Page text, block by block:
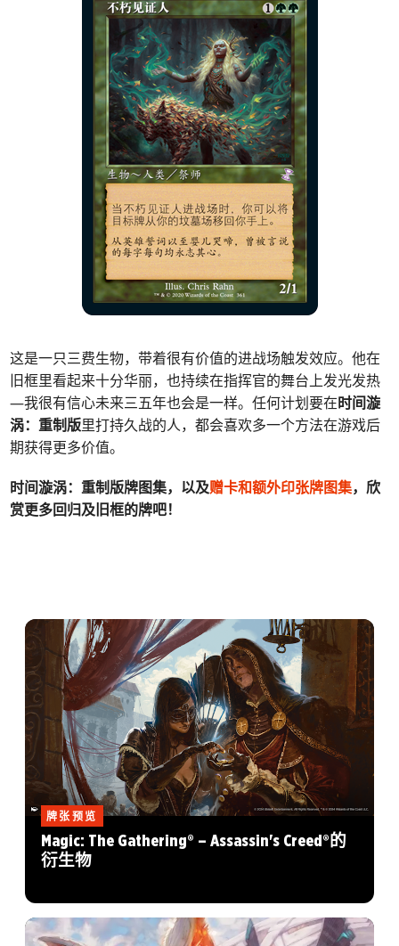
这是一只三费生物，带着很有价值的进战场触发效应。他在
旧框里看起来十分华丽，也持续在指挥官的舞台上发光发热
—我很有信心未来三五年也会是一样。任何计划要在时间漩
涡：重制版里打持久战的人，都会喜欢多一个方法在游戏后
期获得更多价值。
时间漩涡：重制版牌图集，以及赠卡和额外印张牌图集，欣
赏更多回归及旧框的牌吧！
牌张预览
Magic: The Gathering® – Assassin's Creed®的
衍生物